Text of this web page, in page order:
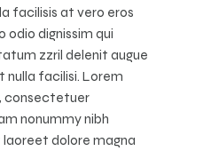
facilisis at vero eros
dignissim qui
zzril delenit augue
nulla facilisi. Lorem
consectetuer
nonummy nibh
dolore magna